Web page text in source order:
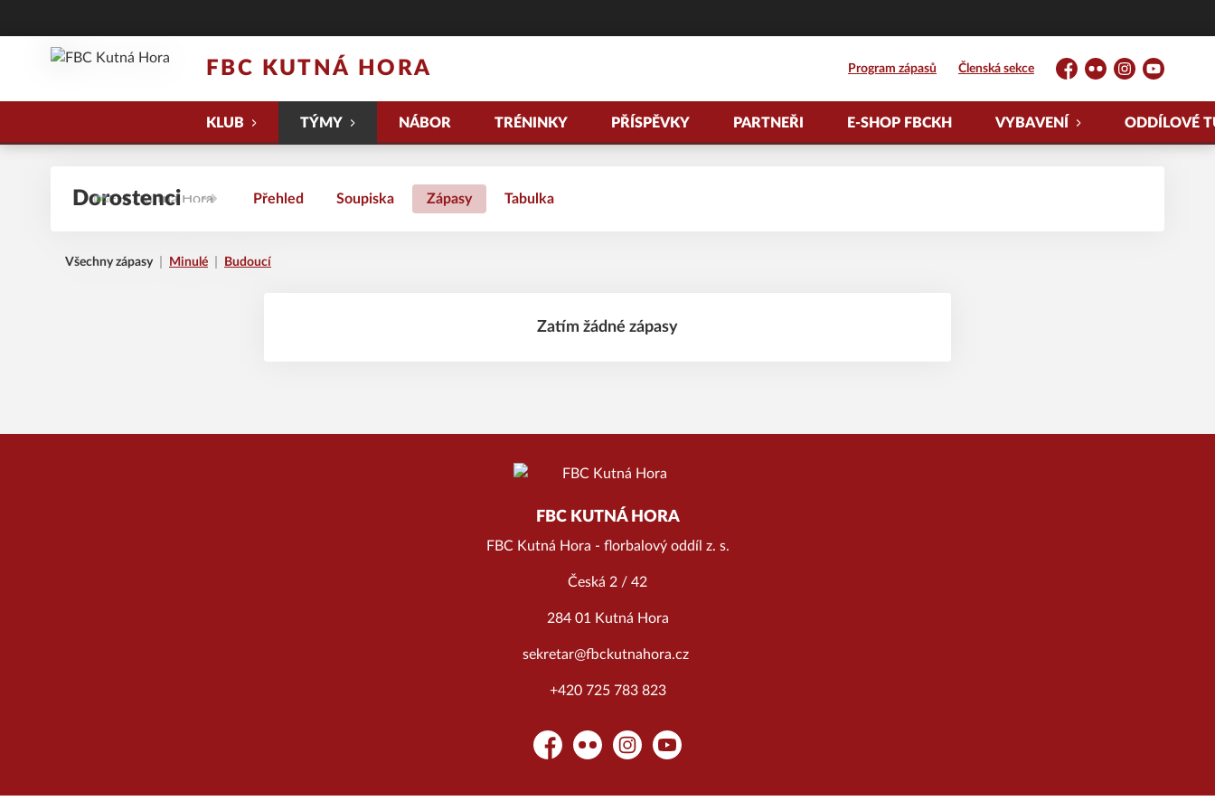
FBC KUTNÁ HORA Program zápasů Členská sekce
Facebook
FlickrInstagramYouTube
KLUB TÝMY NÁBOR TRÉNINKY PŘÍSPĚVKY PARTNEŘI E-SHOP FBCKH VYBAVENÍ ODDÍLOVÉ
Dorostenci Přehled Soupiska Zápasy Tabulka
Všechny zápasy Minulé Budoucí
Zatím žádné zápasy
FBC KUTNÁ HORA
FBC Kutná Hora - florbalový oddíl z. s.
Česká 2 / 42
284 01 Kutná Hora
sekretar@fbckutnahora.cz
+420 725 783 823
FacebookFlickr InstagramYouTube